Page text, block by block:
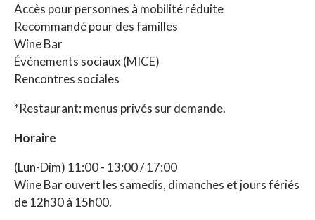
Accès pour personnes à mobilité réduite
Recommandé pour des familles
Wine Bar
Événements sociaux (MICE)
Rencontres sociales
*Restaurant: menus privés sur demande.
Horaire
(Lun-Dim) 11:00 - 13:00 / 17:00
Wine Bar ouvert les samedis, dimanches et jours fériés
de 12h30 à 15h00.